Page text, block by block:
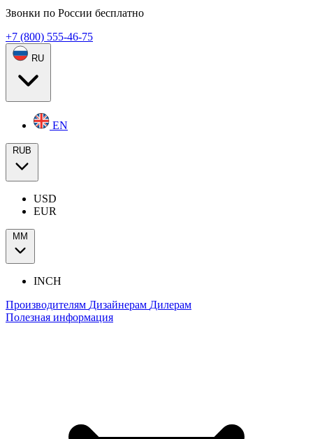
Звонки по России бесплатно
+7 (800) 555-46-75
RU
EN
RUB
USD
EUR
ММ
INCH
Производителям Дизайнерам Дилерам
Полезная информация